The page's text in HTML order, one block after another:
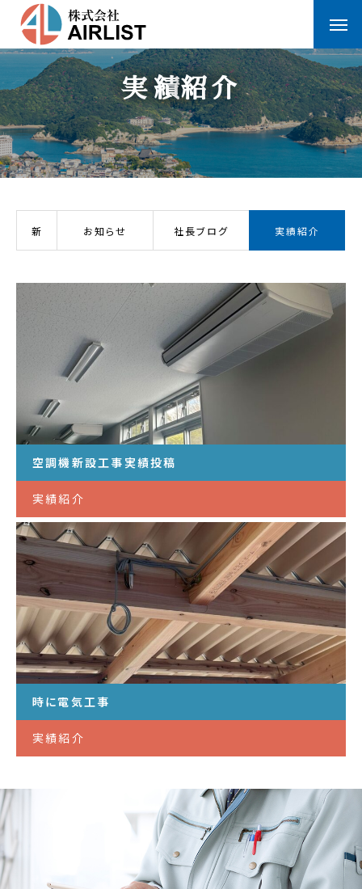
実績紹介
新 お知らせ 社長ブログ 実績紹介
空調機新設工事実績投稿
実績紹介
時に電気工事
実績紹介